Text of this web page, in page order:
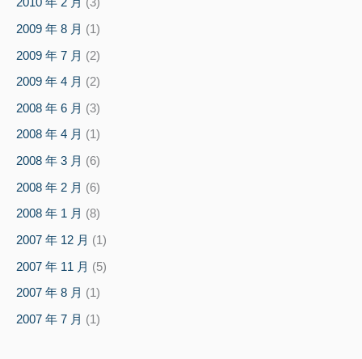
2010 年 2 月 (3)
2009 年 8 月 (1)
2009 年 7 月 (2)
2009 年 4 月 (2)
2008 年 6 月 (3)
2008 年 4 月 (1)
2008 年 3 月 (6)
2008 年 2 月 (6)
2008 年 1 月 (8)
2007 年 12 月 (1)
2007 年 11 月 (5)
2007 年 8 月 (1)
2007 年 7 月 (1)